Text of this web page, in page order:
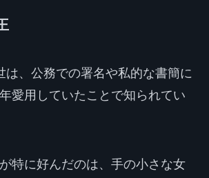
は、公務での署名や私的な書簡に
愛用していたことで知られてい
特に好んだのは、手の小さな女